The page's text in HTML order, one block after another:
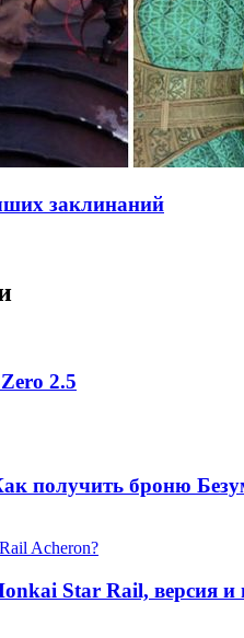
заклинаний
2.5
получить броню
Star Rail, версия и